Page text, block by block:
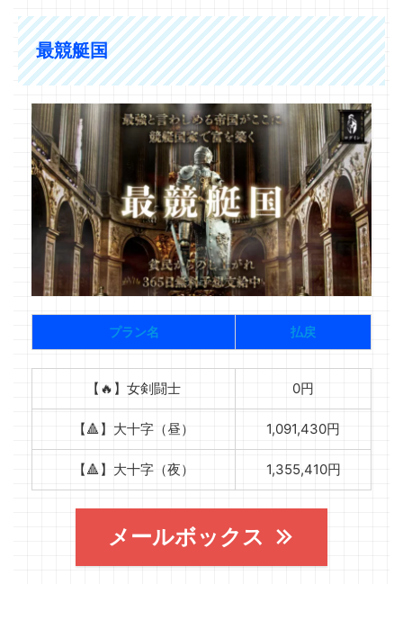
最競艇国
プラン名 払戻
【🔥】女剣闘士 0円
【🔺】大十字（昼） 1,091,430円
【🔺】大十字（夜） 1,355,410円
メールボックス